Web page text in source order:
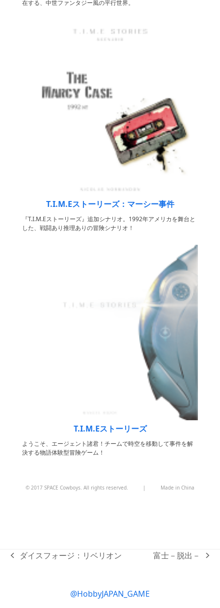
在する、中世ファンタジー風の平行世界。
T.I.M.Eストーリーズ：マーシー事件
『T.I.M.Eストーリーズ』追加シナリオ。1992年アメリカを舞台と
した、戦闘あり推理ありの冒険シナリオ！
T.I.M.Eストーリーズ
ようこそ、エージェント諸君！チームで時空を移動して事件を解
決する物語体験型冒険ゲーム！
© 2017 SPACE Cowboys. All rights reserved. | Made in China
previous
ダイスフォージ：リベリオン
next
富士－脱出－
@HobbyJAPAN_GAME